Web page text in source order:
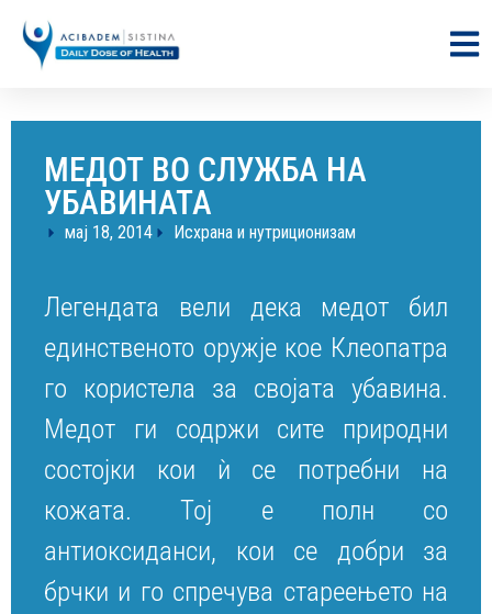
МЕДОТ ВО СЛУЖБА НА
УБАВИНАТА
мај 18, 2014 Исхрана и нутриционизам
Легендата вели дека медот бил
единственото оружје кое Клеопатра
го користела за својата убавина.
Медот ги содржи сите природни
состојки кои ѝ се потребни на
кожата. Тој е полн со
антиоксиданси, кои се добри за
брчки и го спречува стареењето на